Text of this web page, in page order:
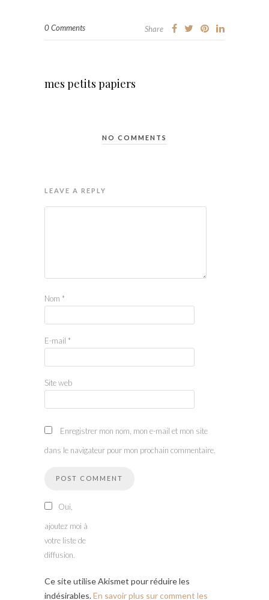
0 Comments Share
mes petits papiers
NO COMMENTS
LEAVE A REPLY
Nom *
E-mail *
Site web
Enregistrer mon nom, mon e-mail et mon site
dans le navigateur pour mon prochain commentaire.
Oui,
ajoutez moi à
votre liste de
diffusion.
Ce site utilise Akismet pour réduire les
indésirables.En savoir plus sur comment les